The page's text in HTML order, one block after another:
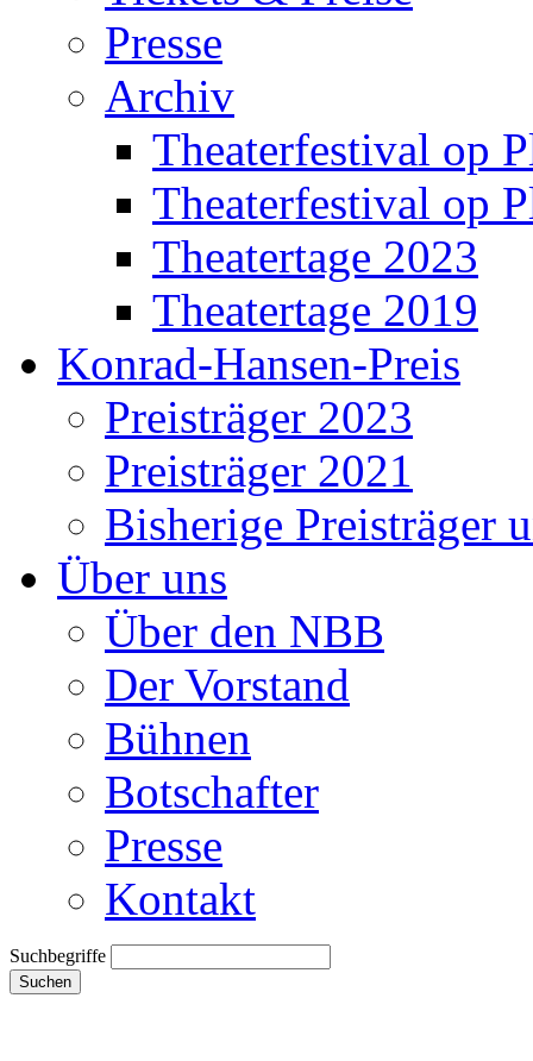
Presse
Archiv
Theaterfestival op
Theaterfestival op
Theatertage 2023
Theatertage 2019
Konrad-Hansen-Preis
Preisträger 2023
Preisträger 2021
Bisherige Preisträger
Über uns
Über den NBB
Der Vorstand
Bühnen
Botschafter
Presse
Kontakt
Suchbegriffe
Suchen